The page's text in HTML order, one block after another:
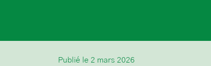
Publié le 2 mars 2026